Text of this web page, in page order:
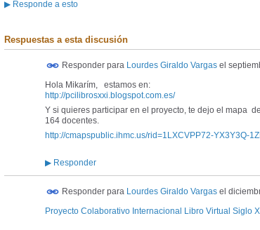
▶ Responde a esto
Respuestas a esta discusión
Responder para Lourdes Giraldo Vargas el
Hola Mikarím, estamos en:
http://pcilibrosxxi.blogspot.com.es/
Y si quieres participar en el proyecto, te dejo el mapa
164 docentes.
http://cmapspublic.ihmc.us/rid=1LXCVPP72-YX3Y3Q-
▶ Responder
Responder para Lourdes Giraldo Vargas el
Proyecto Colaborativo Internacional Libro Virtual Siglo